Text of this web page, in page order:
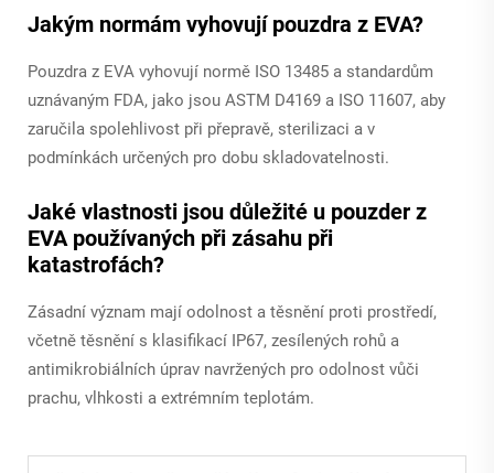
Jakým normám vyhovují pouzdra z EVA?
Pouzdra z EVA vyhovují normě ISO 13485 a standardům
uznávaným FDA, jako jsou ASTM D4169 a ISO 11607, aby
zaručila spolehlivost při přepravě, sterilizaci a v
podmínkách určených pro dobu skladovatelnosti.
Jaké vlastnosti jsou důležité u pouzder z
EVA používaných při zásahu při
katastrofách?
Zásadní význam mají odolnost a těsnění proti prostředí,
včetně těsnění s klasifikací IP67, zesílených rohů a
antimikrobiálních úprav navržených pro odolnost vůči
prachu, vlhkosti a extrémním teplotám.